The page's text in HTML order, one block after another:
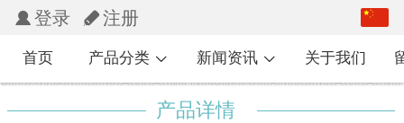
登录 注册
English
首页 产品分类 新闻资讯 关于我们
产品详情